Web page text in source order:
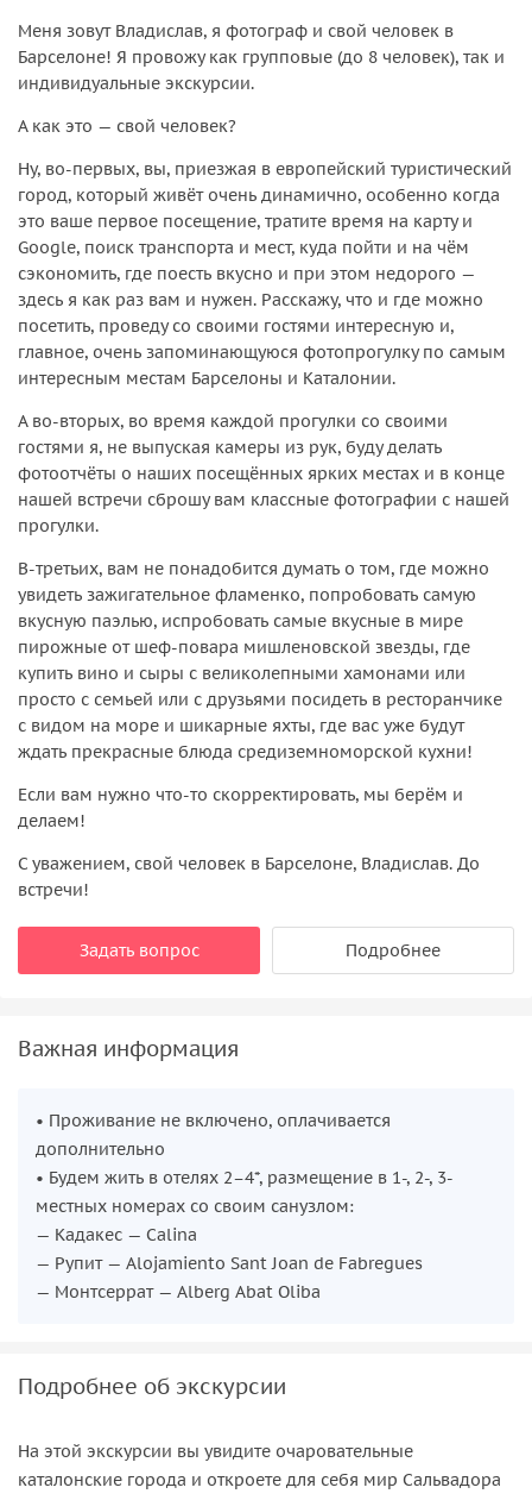
Меня зовут Владислав, я фотограф и свой человек в
Барселоне! Я провожу как групповые (до 8 человек), так и
индивидуальные экскурсии.
А как это — свой человек?
Ну, во-первых, вы, приезжая в европейский туристический
город, который живёт очень динамично, особенно когда
это ваше первое посещение, тратите время на карту и
Google, поиск транспорта и мест, куда пойти и на чём
сэкономить, где поесть вкусно и при этом недорого —
здесь я как раз вам и нужен. Расскажу, что и где можно
посетить, проведу со своими гостями интересную и,
главное, очень запоминающуюся фотопрогулку по самым
интересным местам Барселоны и Каталонии.
А во-вторых, во время каждой прогулки со своими
гостями я, не выпуская камеры из рук, буду делать
фотоотчёты о наших посещённых ярких местах и в конце
нашей встречи сброшу вам классные фотографии с нашей
прогулки.
В-третьих, вам не понадобится думать о том, где можно
увидеть зажигательное фламенко, попробовать самую
вкусную паэлью, испробовать самые вкусные в мире
пирожные от шеф-повара мишленовской звезды, где
купить вино и сыры с великолепными хамонами или
просто с семьей или с друзьями посидеть в ресторанчике
с видом на море и шикарные яхты, где вас уже будут
ждать прекрасные блюда средиземноморской кухни!
Если вам нужно что-то скорректировать, мы берём и
делаем!
С уважением, свой человек в Барселоне, Владислав. До
встречи!
Задать вопрос Подробнее
Важная информация
• Проживание не включено, оплачивается
дополнительно
• Будем жить в отелях 2–4*, размещение в 1-, 2-, 3-
местных номерах со своим санузлом:
— Кадакес — Calina
— Рупит — Alojamiento Sant Joan de Fabregues
— Монтсеррат — Alberg Abat Oliba
Подробнее об экскурсии
На этой экскурсии вы увидите очаровательные
каталонские города и откроете для себя мир Сальвадора